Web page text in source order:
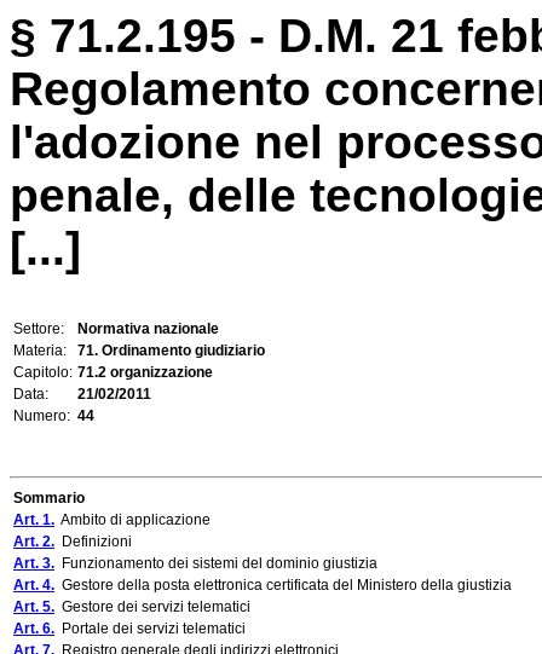
§ 71.2.195 - D.M. 21
Regolamento
l'adozione nel
penale, delle
[...]
Settore:
Normativa nazionale
Materia:
71. Ordinamento giudiziario
Capitolo: 71.2 organizzazione
Data:
21/02/2011
Numero: 44
Sommario
Art. 1. Ambito di applicazione
Art. 2. Definizioni
Art. 3. Funzionamento dei sistemi del dominio giustizia
Art. 4. Gestore della posta elettronica certificata del Ministero della giustizia
Art. 5. Gestore dei servizi telematici
Art. 6. Portale dei servizi telematici
Art. 7. Registro generale degli indirizzi elettronici